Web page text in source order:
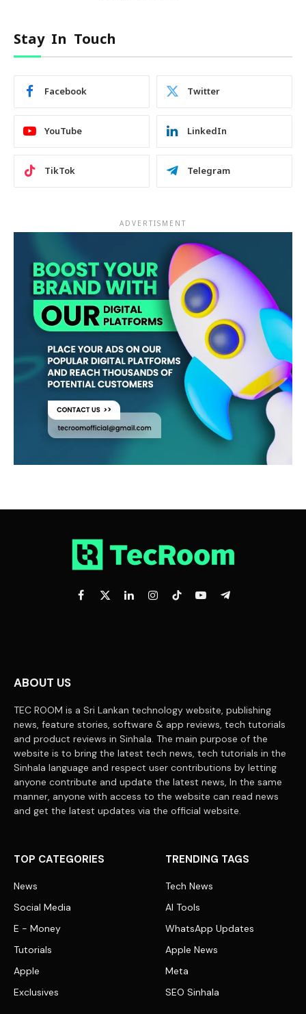
Stay In Touch
Facebook Twitter
YouTube LinkedIn
TikTok Telegram
ADVERTISMENT
Facebook
X
LinkedInInstagram
TikTokYouTubeTelegram
ABOUT US
TEC ROOM is a Sri Lankan technology website, publishing
news, feature stories, software & app reviews, tech tutorials
and product reviews in Sinhala. The main purpose of the
website is to bring the latest tech news, tech tutorials in the
Sinhala language and respect user contributions by letting
anyone contribute and update the latest news, In the same
manner, anyone with access to the website can read news
and get the latest updates via the official website.
TOP CATEGORIES
News
Social Media
E - Money
Tutorials
Apple
Exclusives
TRENDING TAGS
Tech News
AI Tools
WhatsApp Updates
Apple News
Meta
SEO Sinhala